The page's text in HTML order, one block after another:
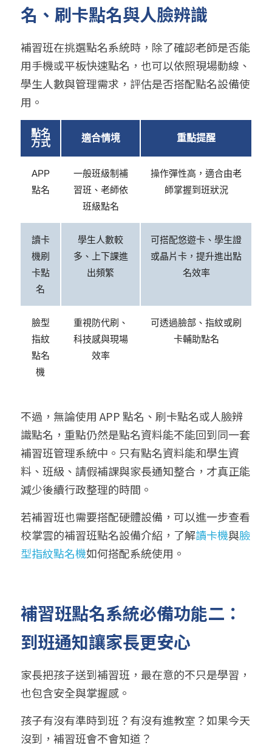
名、刷卡點名與人臉辨識
補習班在挑選點名系統時，除了確認老師是否能
用手機或平板快速點名，也可以依照現場動線、
學生人數與管理需求，評估是否搭配點名設備使
用。
點名
方式
適合情境 重點提醒
APP
點名
一般班級制補
習班、老師依
班級點名
操作彈性高，適合由老
師掌握到班狀況
讀卡
機刷
卡點
名
學生人數較
多、上下課進
出頻繁
可搭配悠遊卡、學生證
或晶片卡，提升進出點
名效率
臉型
指紋
點名
機
重視防代刷、
科技感與現場
效率
可透過臉部、指紋或刷
卡輔助點名
不過，無論使用 APP 點名、刷卡點名或人臉辨
識點名，重點仍然是點名資料能不能回到同一套
補習班管理系統中。只有點名資料能和學生資
料、班級、請假補課與家長通知整合，才真正能
減少後續行政整理的時間。
若補習班也需要搭配硬體設備，可以進一步查看
校掌雲的補習班點名設備介紹，了解讀卡機與臉
型指紋點名機如何搭配系統使用。
補習班點名系統必備功能二：
到班通知讓家長更安心
家長把孩子送到補習班，最在意的不只是學習，
也包含安全與掌握感。
孩子有沒有準時到班？有沒有進教室？如果今天
沒到，補習班會不會知道？